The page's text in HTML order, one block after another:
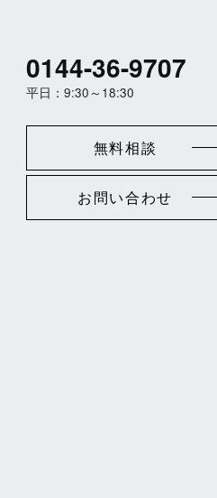
0144-36-9707
平日：9:30～18:30
無料相談
お問い合わせ